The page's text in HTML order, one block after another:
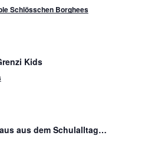
Schlösschen Borghees
Kids
aus dem Schulalltag…